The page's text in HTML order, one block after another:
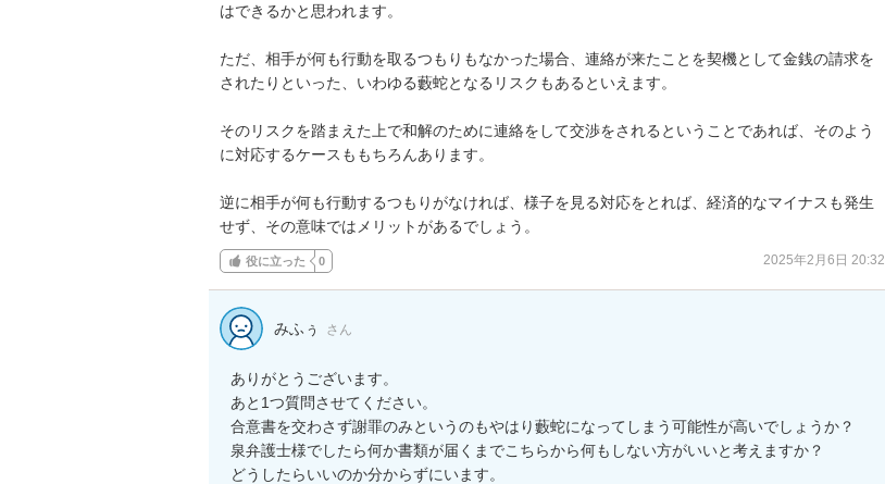
はできるかと思われます。
ただ、相手が何も行動を取るつもりもなかった場合、連絡が来たことを契機として金銭の請求を
されたりといった、いわゆる藪蛇となるリスクもあるといえます。
そのリスクを踏まえた上で和解のために連絡をして交渉をされるということであれば、そのよう
に対応するケースももちろんあります。
逆に相手が何も行動するつもりがなければ、様子を見る対応をとれば、経済的なマイナスも発生
せず、その意味ではメリットがあるでしょう。
役に立った 0 2025年2月6日 20:32
みふぅ さん
ありがとうございます。
あと1つ質問させてください。
合意書を交わさず謝罪のみというのもやはり藪蛇になってしまう可能性が高いでしょうか？
泉弁護士様でしたら何か書類が届くまでこちらから何もしない方がいいと考えますか？
どうしたらいいのか分からずにいます。